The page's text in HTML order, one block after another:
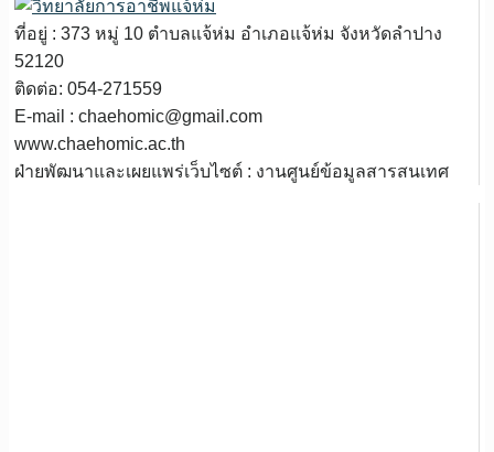
ที่อยู่ : 373 หมู่ 10 ตำบลแจ้ห่ม อำเภอแจ้ห่ม จังหวัดลำปาง
52120
ติดต่อ: 054-271559
E-mail : chaehomic@gmail.com
www.chaehomic.ac.th
ฝ่ายพัฒนาและเผยแพร่เว็บไซต์ : งานศูนย์ข้อมูลสารสนเทศ